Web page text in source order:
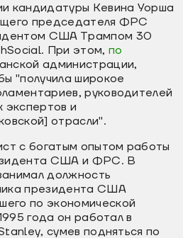
кандидатуры Кевина Уорша
председателя ФРС
США Трампом 30
При этом, по
администрации,
"получила широкое
руководителей
экспертов и
отрасли".
с богатым опытом работы
США и ФРС. В
должность
президента США
по экономической
года он работал в
сумев подняться по